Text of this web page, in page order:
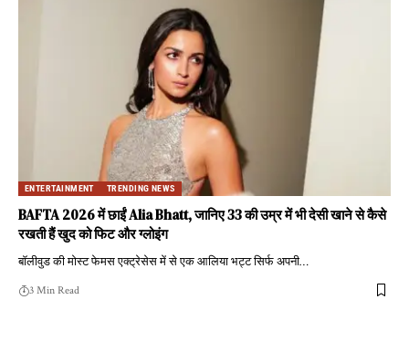
ENTERTAINMENT TRENDING NEWS
BAFTA 2026 में छाईं Alia Bhatt, जानिए 33 की उम्र में भी देसी खाने से कैसे
रखती हैं खुद को फिट और ग्लोइंग
बॉलीवुड की मोस्ट फेमस एक्ट्रेसेस में से एक आलिया भट्ट सिर्फ अपनी…
3 Min Read